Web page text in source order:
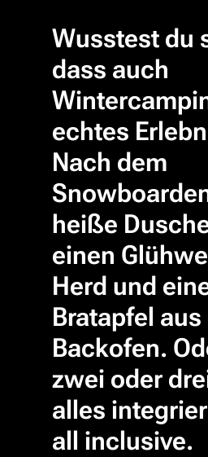
Wusstest du
dass auch
echtes
Nach dem
heiße
einen
Herd und
Bratapfel aus
Backofen.
zwei oder
alles
all inclusive.